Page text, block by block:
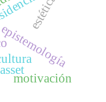
estética
motivación